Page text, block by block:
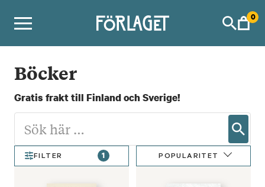
0
Böcker
Gratis frakt till Finland och Sverige!
FILTER 1 POPULARITET